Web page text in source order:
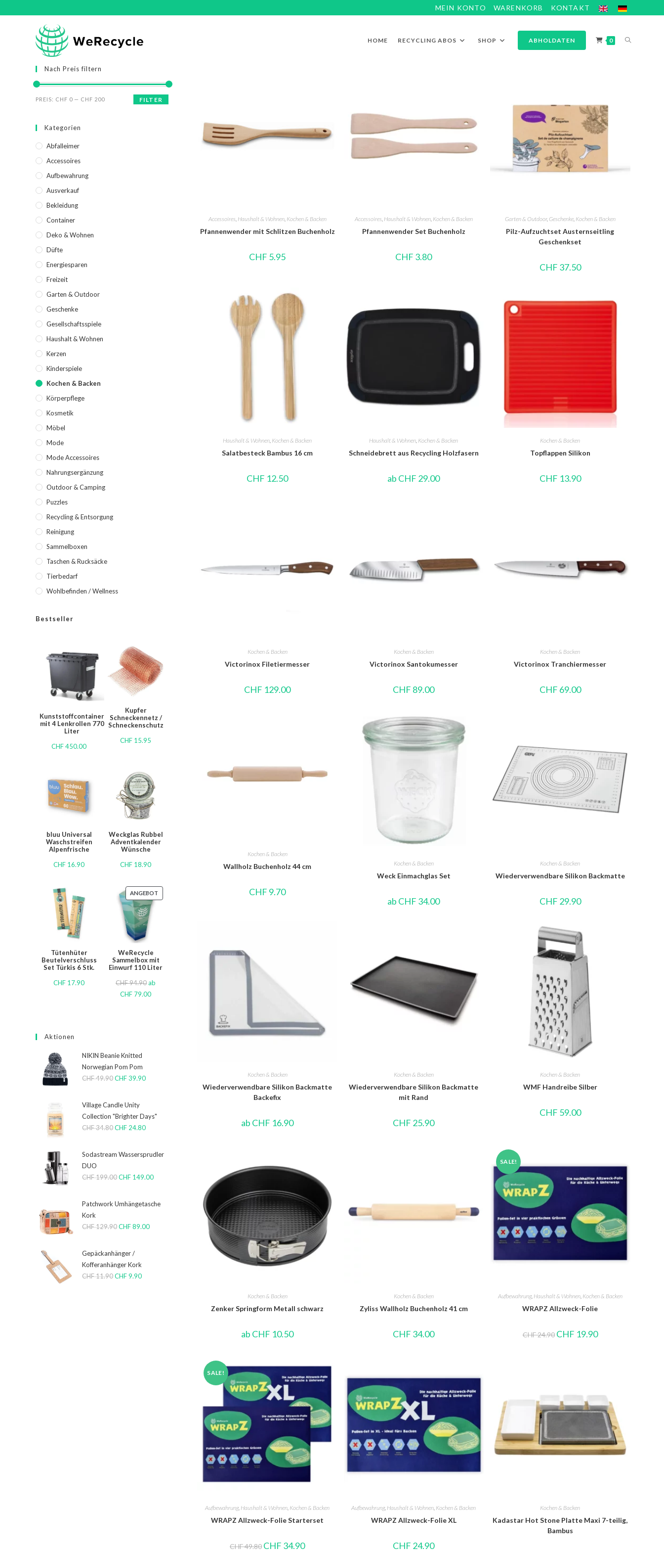
MEIN KONTO WARENKORB KONTAKT
HOME RECYCLING ABOS SHOP ABHOLDATEN 0
Accessoires Haushalt & Wohnen, Kochen & Backen
Pfannenwender mit Schlitzen Buchenholz
CHF 5.95
Accessoires Haushalt & Wohnen, Kochen & Backen
Pfannenwender Set Buchenholz
CHF 3.80
Garten & Outdoor, Geschenke, Kochen & Backen
Pilz-Aufzuchtset Austernseitling
Geschenkset
CHF 37.50
Haushalt & Wohnen, Kochen & Backen
Salatbesteck Bambus 16 cm
CHF 12.50
Haushalt & Wohnen, Kochen & Backen
Schneidebrett aus Recycling Holzfasern
ab CHF 29.00
Kochen & Backen
Topflappen Silikon
CHF 13.90
Kochen & Backen
Victorinox Filetiermesser
CHF 129.00
Kochen & Backen
Victorinox Santokumesser
CHF 89.00
Kochen & Backen
Victorinox Tranchiermesser
CHF 69.00
Kochen & Backen
Wallholz Buchenholz 44 cm
CHF 9.70
Kochen & Backen
Weck Einmachglas Set
ab CHF 34.00
Kochen & Backen
Wiederverwendbare Silikon Backmatte
CHF 29.90
Kochen & Backen
Wiederverwendbare Silikon Backmatte
Backefix
ab CHF 16.90
Kochen & Backen
Wiederverwendbare Silikon Backmatte
mit Rand
CHF 25.90
Kochen & Backen
WMF Handreibe Silber
CHF 59.00
Kochen & Backen
Zenker Springform Metall schwarz
ab CHF 10.50
Kochen & Backen
Zyliss Wallholz Buchenholz 41 cm
CHF 34.00
SALE!
Aufbewahrung, Haushalt & Wohnen, Kochen & Backen
WRAPZ Allzweck-Folie
CHF24.90 CHF 19.90
SALE!
Aufbewahrung, Haushalt & Wohnen Kochen & Backen
WRAPZ Allzweck-Folie Starterset
CHF49.80 CHF 34.90
Aufbewahrung, Haushalt & Wohnen Kochen & Backen
WRAPZ Allzweck-Folie XL
CHF 24.90
Kochen & Backen
Kadastar Hot Stone Platte Maxi 7-teilig,
Bambus
Nach Preis filtern
FILTER
PREIS: CHF 0 — CHF 200
Kategorien
Abfalleimer
Accessoires
Aufbewahrung
Ausverkauf
Bekleidung
Container
Deko & Wohnen
Düfte
Energiesparen
Freizeit
Garten & Outdoor
Geschenke
Gesellschaftsspiele
Haushalt & Wohnen
Kerzen
Kinderspiele
Kochen & Backen
Körperpflege
Kosmetik
Möbel
Mode
Mode Accessoires
Nahrungsergänzung
Outdoor & Camping
Puzzles
Recycling & Entsorgung
Reinigung
Sammelboxen
Taschen & Rucksäcke
Tierbedarf
Wohlbefinden / Wellness
Bestseller
Kunststoffcontainer
mit 4 Lenkrollen 770
Liter
CHF450.00
Kupfer
Schneckennetz /
Schneckenschutz
CHF 15.95
bluu Universal
Waschstreifen
Alpenfrische
CHF 16.90
Weckglas Rubbel
Adventkalender
Wünsche
CHF 18.90
Tütenhüter
Beutelverschluss
Set Türkis 6 Stk.
CHF 17.90
ANGEBOT
WeRecycle
Sammelbox mit
Einwurf 110 Liter
CHF94.90ab
CHF 79.00
Aktionen
NIKIN Beanie Knitted
Norwegian Pom Pom
CHF49.90CHF39.90
Village Candle Unity
Collection "Brighter Days"
CHF34.80CHF 24.80
Sodastream Wassersprudler
DUO
CHF199.00CHF 149.00
Patchwork Umhängetasche
Kork
CHF129.90CHF89.00
Gepäckanhänger /
Kofferanhänger Kork
CHF11.90CHF9.90